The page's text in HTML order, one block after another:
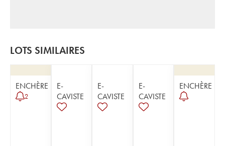
LOTS SIMILAIRES
ENCHÈRE
2
E-
CAVISTE
E-
CAVISTE
E-
CAVISTE
ENCHÈRE